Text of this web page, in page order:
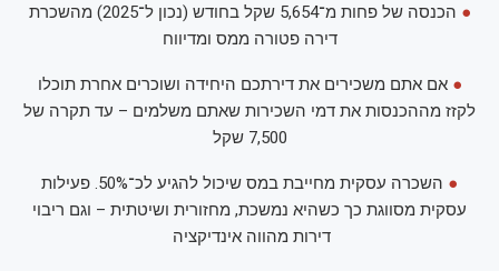
●
הכנסה של פחות מ־5,654 שקל בחודש (נכון ל־2025) מהשכרת
דירה פטורה ממס ומדיווח
● אם אתם משכירים את דירתכם היחידה ושוכרים אחרת תוכלו
לקזז מההכנסות את דמי השכירות שאתם משלמים – עד תקרה של
7,500 שקל
●
השכרה עסקית מחייבת במס שיכול להגיע לכ־50%. פעילות
עסקית מסווגת כך כשהיא נמשכת, מחזורית ושיטתית – וגם ריבוי
דירות מהווה אינדיקציה